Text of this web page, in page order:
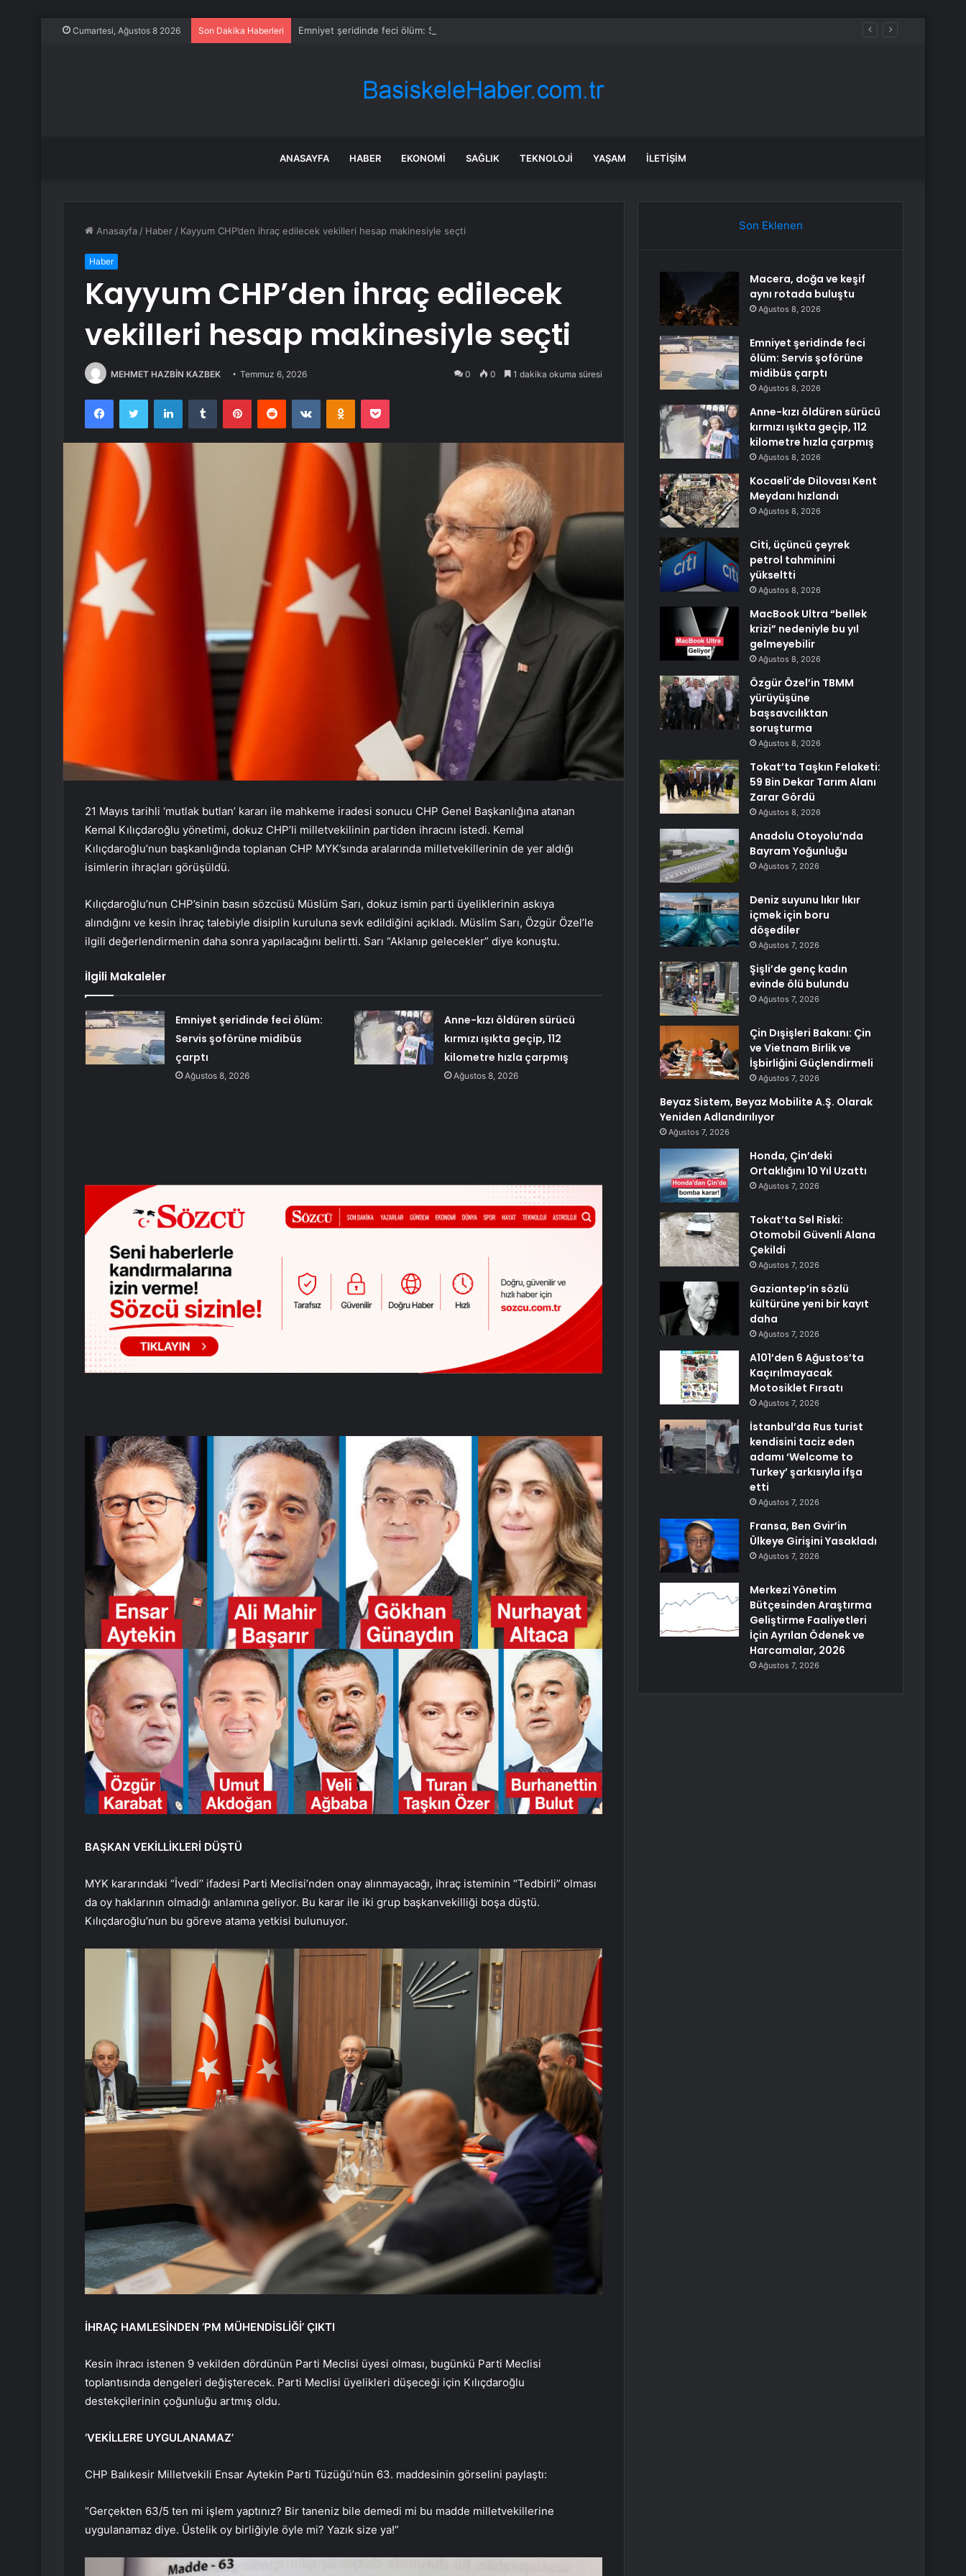
Cumartesi, Ağustos 8 2026 Son Dakika Haberleri Emniyet şeridinde feci ölüm: Servis şoförüne midibüs çarptı
ANASAYFA HABER EKONOMI SAĞLIK TEKNOLOJI YAŞAM İLETIŞIM
Anasayfa / Haber / Kayyum CHP’den ihraç edilecek vekilleri hesap makinesiyle seçti
Haber
Kayyum CHP’den ihraç edilecek
vekilleri hesap makinesiyle seçti
MEHMET HAZBİN KAZBEK Temmuz 6, 2026 0 0 1 dakika okuma süresi
FacebookTwitter LinkedInTumblr PinterestReddit VKontakteOdnoklassniki
Pocket
21 Mayıs tarihli ‘mutlak butlan’ kararı ile mahkeme iradesi sonucu CHP Genel Başkanlığına atanan
Kemal Kılıçdaroğlu yönetimi, dokuz CHP’li milletvekilinin partiden ihracını istedi. Kemal
Kılıçdaroğlu’nun başkanlığında toplanan CHP MYK’sında aralarında milletvekillerinin de yer aldığı
isimlerin ihraçları görüşüldü.
Kılıçdaroğlu’nun CHP’sinin basın sözcüsü Müslüm Sarı, dokuz ismin parti üyeliklerinin askıya
alındığını ve kesin ihraç talebiyle disiplin kuruluna sevk edildiğini açıkladı. Müslim Sarı, Özgür Özel’le
ilgili değerlendirmenin daha sonra yapılacağını belirtti. Sarı “Aklanıp gelecekler” diye konuştu.
İlgili Makaleler
Emniyet şeridinde feci ölüm:
Servis şoförüne midibüs
çarptı
Ağustos 8, 2026
Anne-kızı öldüren sürücü
kırmızı ışıkta geçip, 112
kilometre hızla çarpmış
Ağustos 8, 2026
BAŞKAN VEKİLLİKLERİ DÜŞTÜ
MYK kararındaki “İvedi’’ ifadesi Parti Meclisi’nden onay alınmayacağı, ihraç isteminin “Tedbirli” olması
da oy haklarının olmadığı anlamına geliyor. Bu karar ile iki grup başkanvekilliği boşa düştü.
Kılıçdaroğlu’nun bu göreve atama yetkisi bulunuyor.
İHRAÇ HAMLESİNDEN ‘PM MÜHENDİSLİĞİ’ ÇIKTI
Kesin ihracı istenen 9 vekilden dördünün Parti Meclisi üyesi olması, bugünkü Parti Meclisi
toplantısında dengeleri değişterecek. Parti Meclisi üyelikleri düşeceği için Kılıçdaroğlu
destekçilerinin çoğunluğu artmış oldu.
‘VEKİLLERE UYGULANAMAZ’
CHP Balıkesir Milletvekili Ensar Aytekin Parti Tüzüğü’nün 63. maddesinin görselini paylaştı:
“Gerçekten 63/5 ten mi işlem yaptınız? Bir taneniz bile demedi mi bu madde milletvekillerine
uygulanamaz diye. Üstelik oy birliğiyle öyle mi? Yazık size ya!”
Son Eklenen
Macera, doğa ve keşif
aynı rotada buluştu
Ağustos 8, 2026
Emniyet şeridinde feci
ölüm: Servis şoförüne
midibüs çarptı
Ağustos 8, 2026
Anne-kızı öldüren sürücü
kırmızı ışıkta geçip, 112
kilometre hızla çarpmış
Ağustos 8, 2026
Kocaeli’de Dilovası Kent
Meydanı hızlandı
Ağustos 8, 2026
Citi, üçüncü çeyrek
petrol tahminini
yükseltti
Ağustos 8, 2026
MacBook Ultra “bellek
krizi” nedeniyle bu yıl
gelmeyebilir
Ağustos 8, 2026
Özgür Özel’in TBMM
yürüyüşüne
başsavcılıktan
soruşturma
Ağustos 8, 2026
Tokat’ta Taşkın Felaketi:
59 Bin Dekar Tarım Alanı
Zarar Gördü
Ağustos 8, 2026
Anadolu Otoyolu’nda
Bayram Yoğunluğu
Ağustos 7, 2026
Deniz suyunu lıkır lıkır
içmek için boru
döşediler
Ağustos 7, 2026
Şişli’de genç kadın
evinde ölü bulundu
Ağustos 7, 2026
Çin Dışişleri Bakanı: Çin
ve Vietnam Birlik ve
İşbirliğini Güçlendirmeli
Ağustos 7, 2026
Beyaz Sistem, Beyaz Mobilite A.Ş. Olarak
Yeniden Adlandırılıyor
Ağustos 7, 2026
Honda, Çin’deki
Ortaklığını 10 Yıl Uzattı
Ağustos 7, 2026
Tokat’ta Sel Riski:
Otomobil Güvenli Alana
Çekildi
Ağustos 7, 2026
Gaziantep’in sözlü
kültürüne yeni bir kayıt
daha
Ağustos 7, 2026
A101’den 6 Ağustos’ta
Kaçırılmayacak
Motosiklet Fırsatı
Ağustos 7, 2026
İstanbul’da Rus turist
kendisini taciz eden
adamı ‘Welcome to
Turkey’ şarkısıyla ifşa
etti
Ağustos 7, 2026
Fransa, Ben Gvir’in
Ülkeye Girişini Yasakladı
Ağustos 7, 2026
Merkezi Yönetim
Bütçesinden Araştırma
Geliştirme Faaliyetleri
İçin Ayrılan Ödenek ve
Harcamalar, 2026
Ağustos 7, 2026